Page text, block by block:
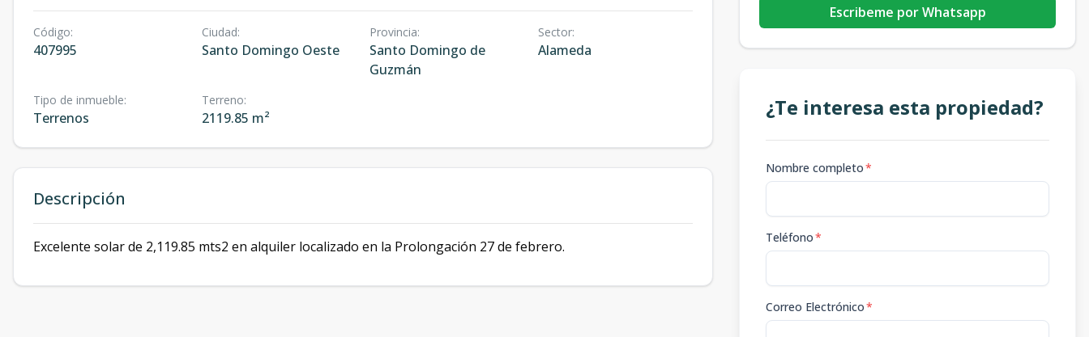
Código:
407995
Ciudad:
Santo Domingo Oeste
Provincia:
Santo Domingo de
Guzmán
Sector:
Alameda
Tipo de inmueble:
Terrenos
Terreno:
2119.85 m²
Descripción
Excelente solar de 2,119.85 mts2 en alquiler localizado en la Prolongación 27 de febrero.
Escribeme por Whatsapp
¿Te interesa esta propiedad?
Nombre completo*
Teléfono*
Correo Electrónico*